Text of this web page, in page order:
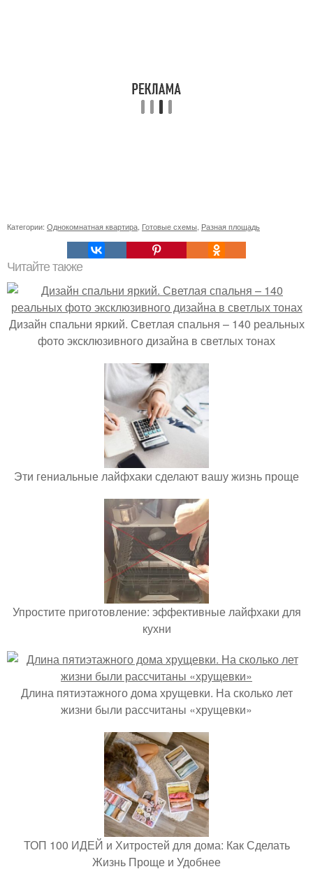
Категории: Однокомнатная квартира Готовые схемы Разная площадь
Читайте также
Дизайн спальни яркий. Светлая спальня – 140 реальных
фото эксклюзивного дизайна в светлых тонах
Эти гениальные лайфхаки сделают вашу жизнь проще
Упростите приготовление: эффективные лайфхаки для
кухни
Длина пятиэтажного дома хрущевки. На сколько лет
жизни были рассчитаны «хрущевки»
ТОП 100 ИДЕЙ и Хитростей для дома: Как Сделать
Жизнь Проще и Удобнее